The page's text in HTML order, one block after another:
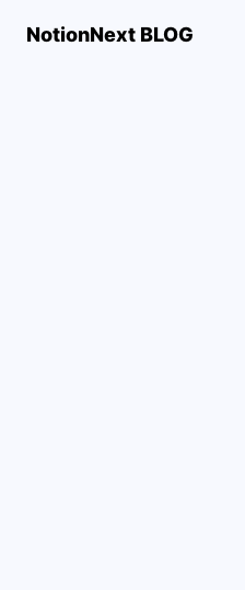
NotionNext BLOG